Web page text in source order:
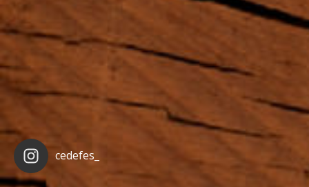
cedefes_